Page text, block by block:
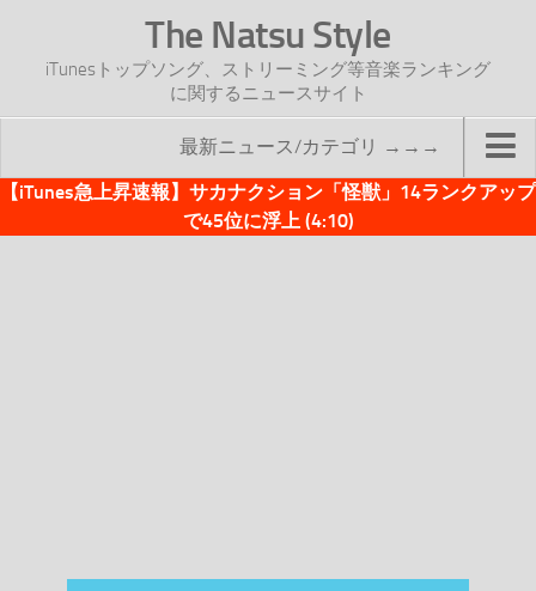
The Natsu Style
iTunesトップソング、ストリーミング等音楽ランキング
に関するニュースサイト
最新ニュース/カテゴリ →→→
TOP
注目カテゴリ
【iTunes急上昇速報】サカナクション「怪獣」14ランクアップ
で45位に浮上 (4:10)